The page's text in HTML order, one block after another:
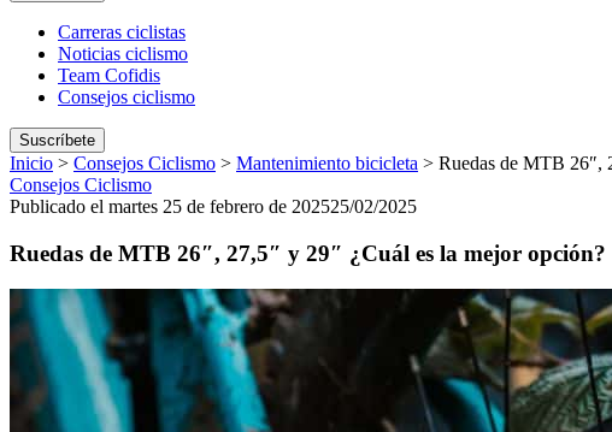
Carreras ciclistas
Noticias ciclismo
Team Cofidis
Consejos ciclismo
Suscríbete
Inicio > Consejos Ciclismo > Mantenimiento bicicleta > Ruedas de MTB 26″,
Consejos Ciclismo
Publicado el martes 25 de febrero de 202525/02/2025
Ruedas de MTB 26″, 27,5″ y 29″ ¿Cuál es la mejor opción?